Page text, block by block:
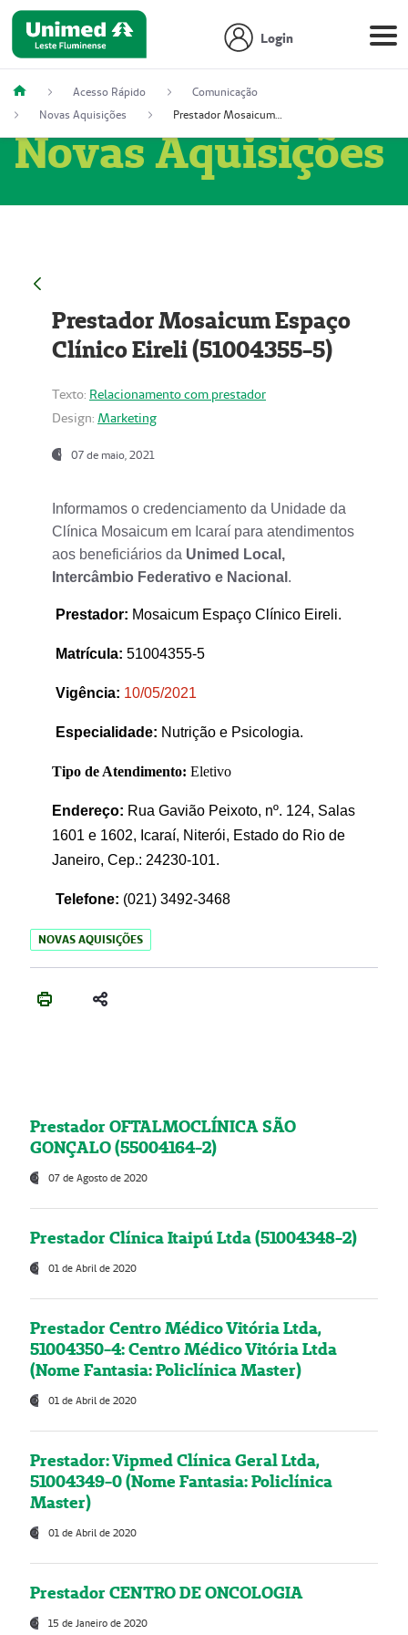
Login
Acesso Rápido
Comunicação
Novas Aquisições
Prestador Mosaicum Espaço Clínico Eireli (51004355-5)
Novas Aquisições
Prestador Mosaicum Espaço
Clínico Eireli (51004355-5)
Texto: Relacionamento com prestador
Design: Marketing
07 de maio, 2021
Informamos o credenciamento da Unidade da
Clínica Mosaicum em Icaraí para atendimentos
aos beneficiários da Unimed Local,
Intercâmbio Federativo e Nacional .
Prestador: Mosaicum Espaço Clínico Eireli.
Matrícula: 51004355-5
Vigência: 10/05/2021
Especialidade: Nutrição e Psicologia.
Tipo de Atendimento: Eletivo
Endereço: Rua Gavião Peixoto, nº. 124, Salas
1601 e 1602, Icaraí, Niterói, Estado do Rio de
Janeiro, Cep.: 24230-101.
Telefone: (021) 3492-3468
NOVAS AQUISIÇÕES
Prestador OFTALMOCLÍNICA SÃO
GONÇALO (55004164-2)
07 de Agosto de 2020
Prestador Clínica Itaipú Ltda (51004348-2)
01 de Abril de 2020
Prestador Centro Médico Vitória Ltda,
51004350-4: Centro Médico Vitória Ltda
(Nome Fantasia: Policlínica Master)
01 de Abril de 2020
Prestador: Vipmed Clínica Geral Ltda,
51004349-0 (Nome Fantasia: Policlínica
Master)
01 de Abril de 2020
Prestador CENTRO DE ONCOLOGIA
15 de Janeiro de 2020